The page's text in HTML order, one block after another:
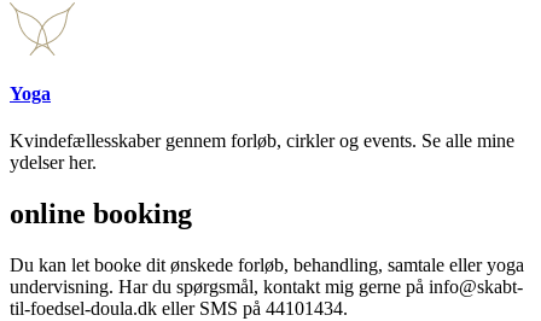
Yoga
Kvindefællesskaber gennem forløb, cirkler og events. Se alle mine
ydelser her.
online booking
Du kan let booke dit ønskede forløb, behandling, samtale eller yoga
undervisning. Har du spørgsmål, kontakt mig gerne på info@skabt-
til-foedsel-doula.dk eller SMS på 44101434.